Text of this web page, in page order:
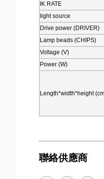
IK RATE
light source
Drive power (DRIVER)
Lamp beads (CHIPS)
Voltage (V)
Power (W)
Length*width*height
聯絡供應商